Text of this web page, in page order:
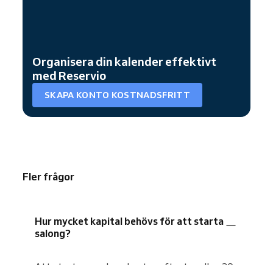
Organisera din kalender effektivt
med Reservio
SKAPA KONTO KOSTNADSFRITT
Fler frågor
Hur mycket kapital behövs för att starta
salong?
Att starta en salong kostar oftast mellan 20